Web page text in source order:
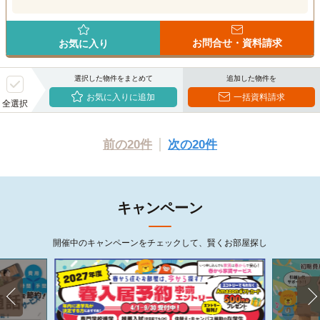
お気に入り お問合せ・資料請求
全選択
選択した物件をまとめて
お気に入りに追加
追加した物件を
一括資料請求
前の20件 次の20件
キャンペーン
開催中のキャンペーンをチェックして、賢くお部屋探し